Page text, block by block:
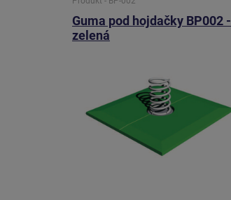
Guma pod hojdačky BP002 -
zelená